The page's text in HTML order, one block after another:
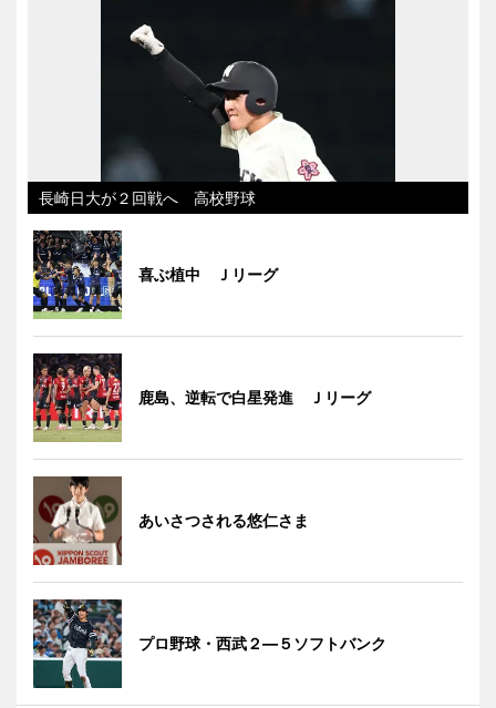
長崎日大が２回戦へ 高校野球
喜ぶ植中 Ｊリーグ
鹿島、逆転で白星発進 Ｊリーグ
あいさつされる悠仁さま
プロ野球・西武２―５ソフトバンク